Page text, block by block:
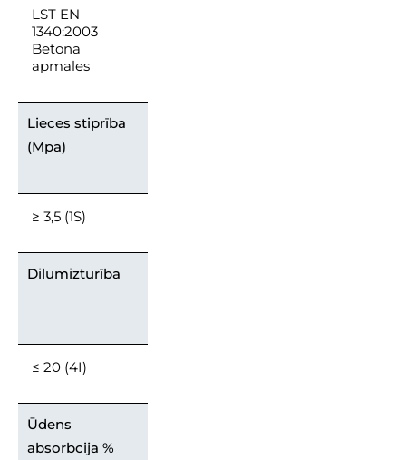
LST EN
1340:2003
Betona
apmales
Lieces stiprība
(Mpa)
≥ 3,5 (1S)
Dilumizturība
≤ 20 (4I)
Ūdens
absorbcija %